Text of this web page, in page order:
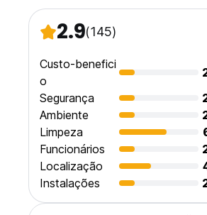
2.9(145)
Custo-benefici
o
Segurança
Ambiente
Limpeza
Funcionários
Localização
Instalações